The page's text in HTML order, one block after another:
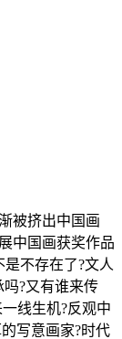
被挤出中国画
中国画获奖作品
不存在了?文人
?又有谁来传
线生机?反观中
写意画家?时代